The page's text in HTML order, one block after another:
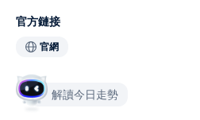
官方鏈接
官網
解讀今日走勢